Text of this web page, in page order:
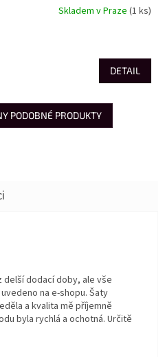
Skladem v Praze (1 ks)
DETAIL
PODOBNÉ PRODUKTY
je 5 z 5 hvězdiček.
delší dodací doby, ale vše
na e-shopu. Šaty
a kvalita mě příjemně
byla rychlá a ochotná. Určitě